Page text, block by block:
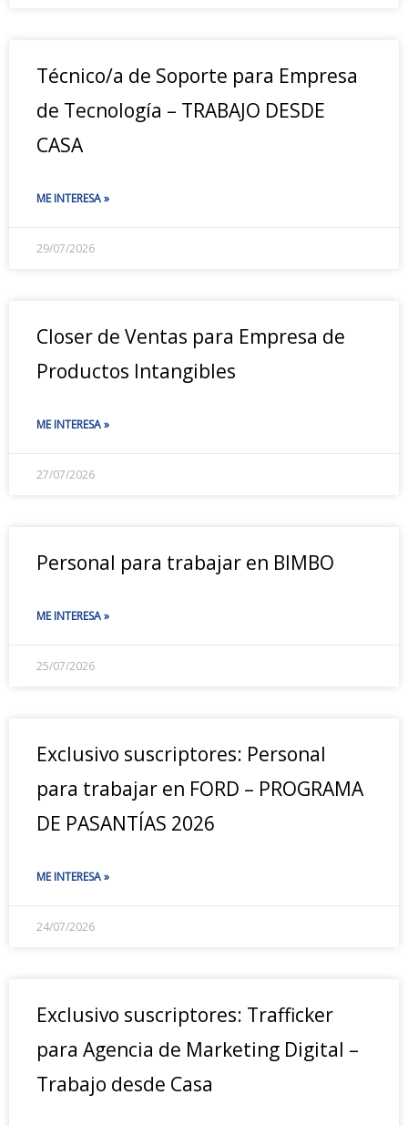
Técnico/a de Soporte para Empresa
de Tecnología – TRABAJO DESDE
CASA
ME INTERESA »
29/07/2026
Closer de Ventas para Empresa de
Productos Intangibles
ME INTERESA »
27/07/2026
Personal para trabajar en BIMBO
ME INTERESA »
25/07/2026
Exclusivo suscriptores: Personal
para trabajar en FORD – PROGRAMA
DE PASANTÍAS 2026
ME INTERESA »
24/07/2026
Exclusivo suscriptores: Trafficker
para Agencia de Marketing Digital –
Trabajo desde Casa